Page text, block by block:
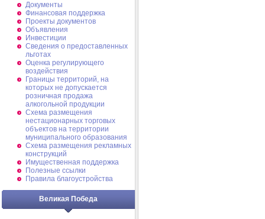
Документы
Финансовая поддержка
Проекты документов
Объявления
Инвестиции
Сведения о предоставленных
льготах
Оценка регулирующего
воздействия
Границы территорий, на
которых не допускается
розничная продажа
алкогольной продукции
Схема размещения
нестационарных торговых
объектов на территории
муниципального образования
Схема размещения рекламных
конструкций
Имущественная поддержка
Полезные ссылки
Правила благоустройства
Великая Победа